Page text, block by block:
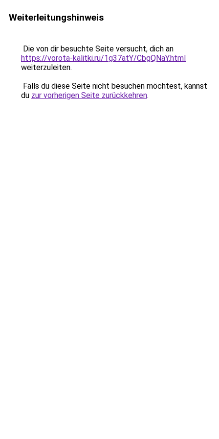
Weiterleitungshinweis
Die von dir besuchte Seite versucht, dich an
https://vorota-kalitki.ru/1g37atY/CbgQNaY.html
weiterzuleiten.
Falls du diese Seite nicht besuchen möchtest, kannst
du zur vorherigen Seite zurückkehren.